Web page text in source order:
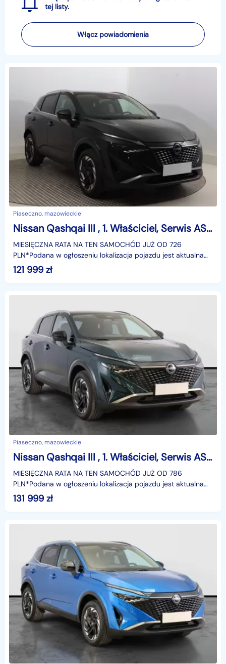
tej listy.
Włącz powiadomienia
Piaseczno, mazowieckie
Nissan Qashqai III , 1. Właściciel, Serwis ASO, Automat, VAT 23%, Navi,
MIESIĘCZNA RATA NA TEN SAMOCHÓD JUŻ OD 726
PLN*Podana w ogłoszeniu lokalizacja pojazdu jest aktualna
na dzień wystawienia ogłoszenia. Przed przyjazdem do
salonu
121 999 zł
Piaseczno, mazowieckie
Nissan Qashqai III , 1. Właściciel, Serwis ASO, Automat, VAT 23%, Skóra, Navi,
MIESIĘCZNA RATA NA TEN SAMOCHÓD JUŻ OD 786
PLN*Podana w ogłoszeniu lokalizacja pojazdu jest aktualna
na dzień wystawienia ogłoszenia. Przed przyjazdem do
salonu
131 999 zł